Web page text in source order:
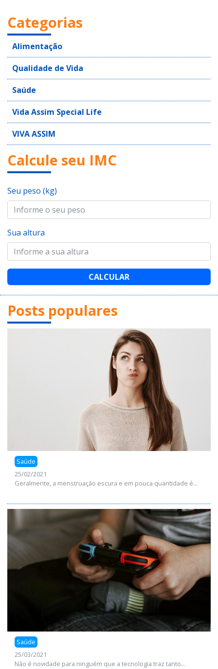
Categorias
Alimentação
Qualidade de Vida
Saúde
Vida Assim Special Life
VIVA ASSIM
Calcule seu IMC
Seu peso (kg)
Sua altura
CALCULAR
Posts populares
Saúde
25/02/2021
Geralmente, a menstruação escura e em pouca quantidade é...
Saúde
25/03/2021
Não é novidade para ninguém que a tecnologia traz tanto...